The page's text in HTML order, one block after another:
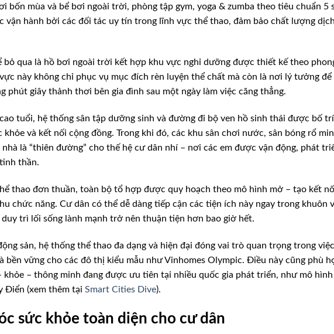
bốn mùa và bể bơi ngoài trời, phòng tập gym, yoga & zumba theo tiêu chuẩn 5
vận hành bởi các đối tác uy tín trong lĩnh vực thể thao, đảm bảo chất lượng
bỏ qua là hồ bơi ngoài trời kết hợp khu vực nghỉ dưỡng được thiết kế theo
này không chỉ phục vụ mục đích rèn luyện thể chất mà còn là nơi lý tưởng để
phút giây thảnh thơi bên gia đình sau một ngày làm việc căng thẳng.
tuổi, hệ thống sân tập dưỡng sinh và đường đi bộ ven hồ sinh thái được bố trí
và kết nối cộng đồng. Trong khi đó, các khu sân chơi nước, sân bóng rổ
là “thiên đường” cho thế hệ cư dân nhí – nơi các em được vận động, phát
thần.
thao đơn thuần, toàn bộ tổ hợp được quy hoạch theo mô hình mở – tạo kết
chức năng. Cư dân có thể dễ dàng tiếp cận các tiện ích này ngay trong khuôn
duy trì lối sống lành mạnh trở nên thuận tiện hơn bao giờ hết.
sản, hệ thống thể thao đa dạng và hiện đại đóng vai trò quan trọng trong việc
bền vững cho các đô thị kiểu mẫu như Vinhomes Olympic. Điều này cũng phù
khỏe – thông minh đang được ưu tiên tại nhiều quốc gia phát triển, như mô
Điển (xem thêm tại Smart Cities Dive).
sức khỏe toàn diện cho cư dân